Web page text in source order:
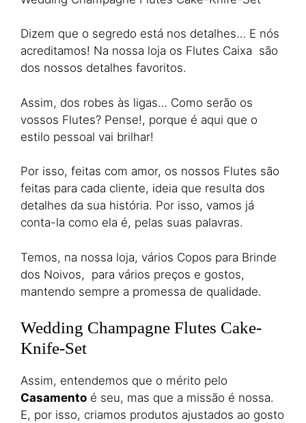
Dizem que o segredo está nos detalhes… E nós
acreditamos! Na nossa loja os Flutes Caixa são
dos nossos detalhes favoritos.
Assim, dos robes às ligas… Como serão os
vossos Flutes? Pense!, porque é aqui que o
estilo pessoal vai brilhar!
Por isso, feitas com amor, os nossos Flutes são
feitas para cada cliente, ideia que resulta dos
detalhes da sua história. Por isso, vamos já
conta-la como ela é, pelas suas palavras.
Temos, na nossa loja, vários Copos para Brinde
dos Noivos, para vários preços e gostos,
mantendo sempre a promessa de qualidade.
Wedding Champagne Flutes Cake-
Knife-Set
Assim, entendemos que o mérito pelo
Casamento é seu, mas que a missão é nossa.
E, por isso, criamos produtos ajustados ao gosto